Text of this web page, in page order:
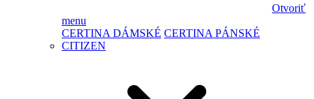
Otvoriť
menu
CERTINA DÁMSKÉ CERTINA PÁNSKÉ
CITIZEN